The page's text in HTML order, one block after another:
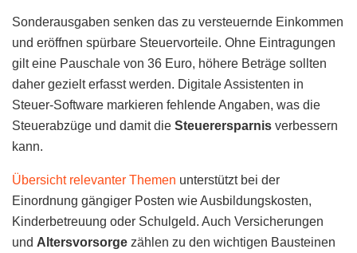
Sonderausgaben senken das zu versteuernde Einkommen
und eröffnen spürbare Steuervorteile. Ohne Eintragungen
gilt eine Pauschale von 36 Euro, höhere Beträge sollten
daher gezielt erfasst werden. Digitale Assistenten in
Steuer-Software markieren fehlende Angaben, was die
Steuerabzüge und damit die Steuerersparnis verbessern
kann.
Übersicht relevanter Themen unterstützt bei der
Einordnung gängiger Posten wie Ausbildungskosten,
Kinderbetreuung oder Schulgeld. Auch Versicherungen
und Altersvorsorge zählen zu den wichtigen Bausteinen